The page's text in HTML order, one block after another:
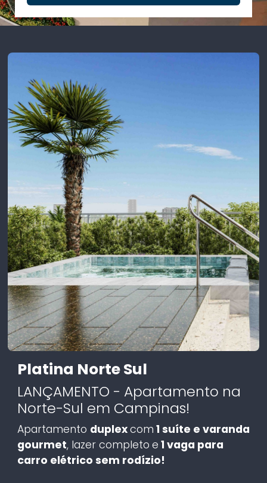
Platina Norte Sul
LANÇAMENTO - Apartamento na
Norte-Sul em Campinas!
Apartamento duplexcom 1 suíte e varanda
gourmet, lazer completo e 1 vaga para
carro elétrico sem rodízio!